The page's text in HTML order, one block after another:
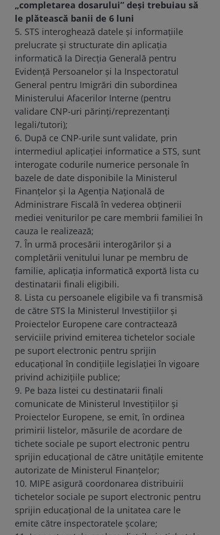
„completarea dosarului” deși trebuiau să
le plătească banii de 6 luni
5. STS interoghează datele și informațiile
prelucrate și structurate din aplicația
informatică la Direcția Generală pentru
Evidență Persoanelor și la Inspectoratul
General pentru Imigrări din subordinea
Ministerului Afacerilor Interne (pentru
validare CNP-uri părinți/reprezentanți
legali/tutori);
6. După ce CNP-urile sunt validate, prin
intermediul aplicației informatice a STS, sunt
interogate codurile numerice personale în
bazele de date disponibile la Ministerul
Finanțelor și la Agenția Națională de
Administrare Fiscală în vederea obținerii
mediei veniturilor pe care membrii familiei în
cauza le realizează;
7. În urmă procesării interogărilor și a
completării venitului lunar pe membru de
familie, aplicația informatică exportă lista cu
destinatarii finali eligibili.
8. Lista cu persoanele eligibile va fi transmisă
de către STS la Ministerul Investițiilor și
Proiectelor Europene care contractează
serviciile privind emiterea tichetelor sociale
pe suport electronic pentru sprijin
educațional în condițiile legislației în vigoare
privind achizițiile publice;
9. Pe baza listei cu destinatarii finali
comunicate de Ministerul Investițiilor și
Proiectelor Europene, se emit, în ordinea
primirii listelor, măsurile de acordare de
tichete sociale pe suport electronic pentru
sprijin educațional de către unitățile emitente
autorizate de Ministerul Finanțelor;
10. MIPE asigură coordonarea distribuirii
tichetelor sociale pe suport electronic pentru
sprijin educațional de la unitatea care le
emite către inspectoratele școlare;